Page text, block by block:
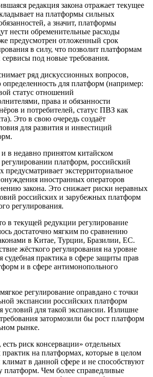
редакция закона отражает текущее
на платформы сильных
а значит, платформы
нести обременительные расходы
предусмотрен отложенный срок
в силу, что позволит платформам
сервисы под новые требования.
ряд дискуссионных вопросов,
определенность для платформ (например:
статус отношений
, права и обязанности
и потребителей, статус ПВЗ как
Это в свою очередь создаёт
для развития и инвестиций
и в недавно принятом китайском
платформ, российский
предусматривает экстерриториальное
иностранных операторов
закона. Это снижает риски неравных
российских и зарубежных платформ
регулирования.
в текущей редукции регулирование
достаточно мягким по сравнению
в Китае, Турции, Бразилии, ЕС.
жёсткого регулирования на уровне
судебная практика в сфере защиты прав
и в сфере антимонопольного
регулирование оправдано с точки
экспансии российских платформ
условий для такой экспансии. Излишне
затормозили бы рост платформ
рынке.
риск консервации» отдельных
практик на платформах, которые в целом
в данной сфере и не способствуют
платформ. Чем более справедливые